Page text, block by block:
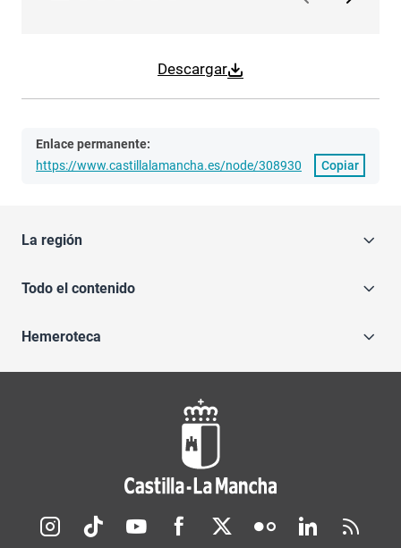
Descargar
Enlace permanente:
https://www.castillalamancha.es/node/308930
Copiar
La región
Todo el contenido
Hemeroteca
Redes sociales JCCM